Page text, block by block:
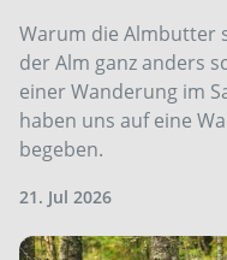
Warum die Almbutter
der Alm ganz anders
einer Wanderung im
haben uns auf eine
begeben.
21. Jul 2026